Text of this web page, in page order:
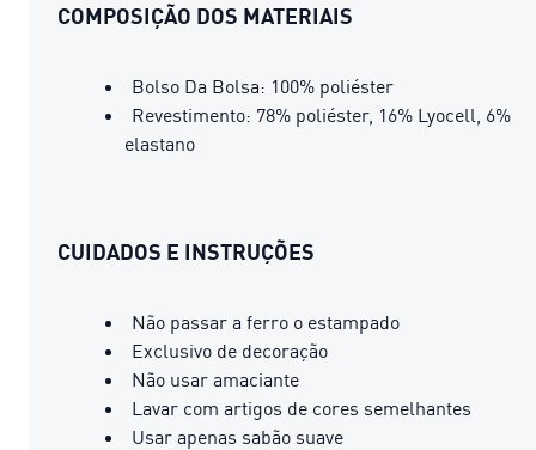
COMPOSIÇÃO DOS MATERIAIS
Bolso Da Bolsa: 100% poliéster
Revestimento: 78% poliéster, 16% Lyocell, 6%
elastano
CUIDADOS E INSTRUÇÕES
Não passar a ferro o estampado
Exclusivo de decoração
Não usar amaciante
Lavar com artigos de cores semelhantes
Usar apenas sabão suave